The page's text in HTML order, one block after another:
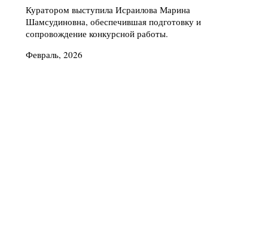
Куратором выступила Исраилова Марина
Шамсудиновна, обеспечившая подготовку и
сопровождение конкурсной работы.
Февраль, 2026